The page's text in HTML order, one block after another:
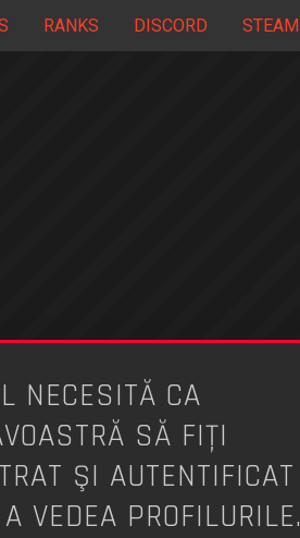
RANKS DISCORD STEAM
NECESITĂ CA
SĂ FIŢI
ŞI AUTENTIFICAT
VEDEA PROFILURILE.